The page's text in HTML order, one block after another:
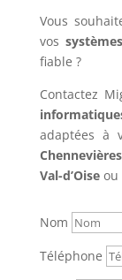
Vous
vos systèmes
fiable ?
Contactez
adaptées à
Val-d’Oiseou
Nom
Téléphone